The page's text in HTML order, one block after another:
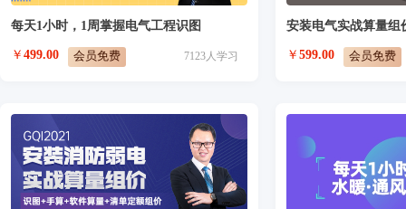
每天1小时，1周掌握电气工程识图
￥ 499.00 会员免费 7123人学习
安装电气实战算量组
￥ 599.00 会员免费